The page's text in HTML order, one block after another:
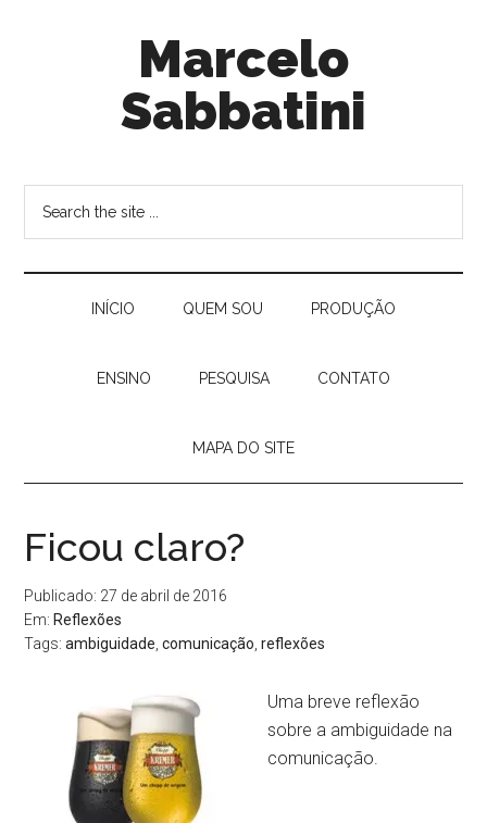
Marcelo
Sabbatini
INÍ­CIO QUEM SOU PRODUÇÃO
ENSINO PESQUISA CONTATO
MAPA DO SITE
Ficou claro?
Publicado: 27 de abril de 2016
Em: Reflexões
Tags:ambiguidade ,comunicação ,reflexões
Uma breve reflexão
sobre a ambiguidade na
comunicação.